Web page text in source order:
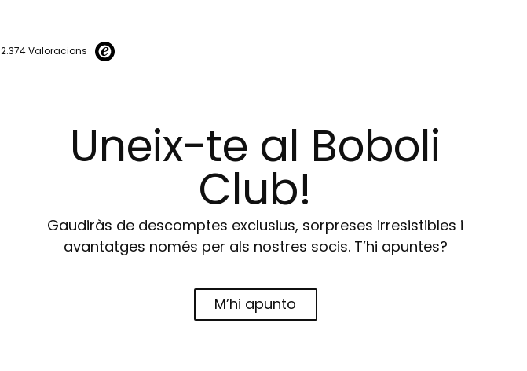
2.374 Valoracions
Uneix-te al Boboli
Club!
Gaudiràs de descomptes exclusius, sorpreses irresistibles i
avantatges només per als nostres socis. T’hi apuntes?
M’hi apunto